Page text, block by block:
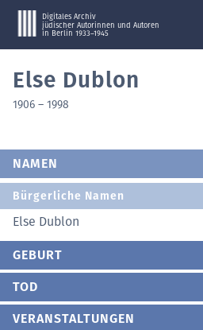
Digitales Archiv
jüdischer Autorinnen und Autoren
in Berlin 1933–1945
Else Dublon
1906 – 1998
NAMEN
Bürgerliche Namen
Else Dublon
GEBURT
TOD
VERANSTALTUNGEN